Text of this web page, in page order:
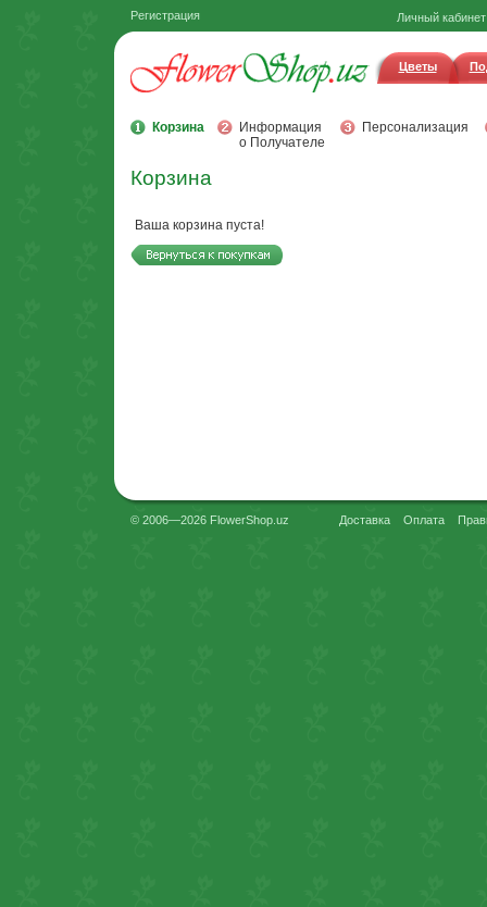
Регистрация Личный кабинет
Цветы
Корзина
Информация
о Получателе
Персонализация
Корзина
Ваша корзина пуста!
© 2006—2026 FlowerShop.uz Доставка Оплата